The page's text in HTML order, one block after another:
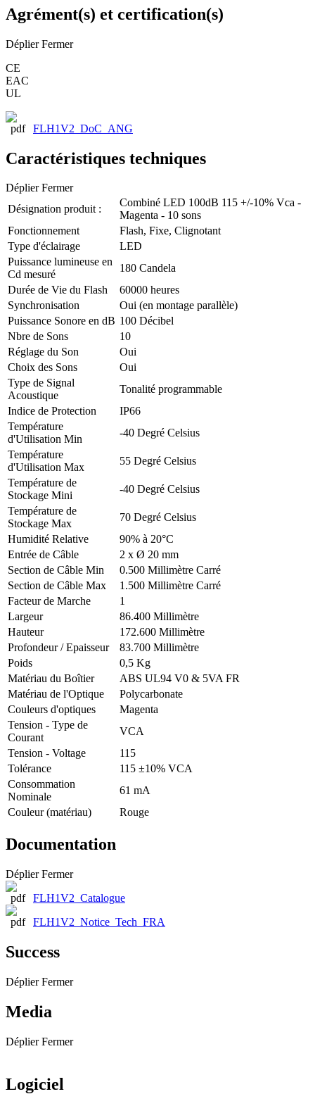
Agrément(s) et certification(s)
Déplier Fermer
CE
EAC
UL
FLH1V2_DoC_ANG
Caractéristiques techniques
Déplier Fermer
Désignation produit :
Combiné LED 100dB 115 +/-10% Vca -
Magenta - 10 sons
Fonctionnement
Flash, Fixe, Clignotant
Type d'éclairage
LED
Puissance lumineuse en
Cd mesuré
180 Candela
Durée de Vie du Flash
60000 heures
Synchronisation
Oui (en montage parallèle)
Puissance Sonore en dB 100 Décibel
Nbre de Sons
10
Réglage du Son
Oui
Choix des Sons
Oui
Type de Signal
Acoustique
Tonalité programmable
Indice de Protection
IP66
Température
d'Utilisation Min
-40 Degré Celsius
Température
d'Utilisation Max
55 Degré Celsius
Température de
Stockage Mini
-40 Degré Celsius
Température de
Stockage Max
70 Degré Celsius
Humidité Relative
90% à 20°C
Entrée de Câble
2 x Ø 20 mm
Section de Câble Min
0.500 Millimètre Carré
Section de Câble Max
1.500 Millimètre Carré
Facteur de Marche
1
Largeur
86.400 Millimètre
Hauteur
172.600 Millimètre
Profondeur / Epaisseur
83.700 Millimètre
Poids
0,5 Kg
Matériau du Boîtier
ABS UL94 V0 & 5VA FR
Matériau de l'Optique
Polycarbonate
Couleurs d'optiques
Magenta
Tension - Type de
Courant
VCA
Tension - Voltage
115
Tolérance
115 ±10% VCA
Consommation
Nominale
61 mA
Couleur (matériau)
Rouge
Documentation
Déplier Fermer
FLH1V2_Catalogue
FLH1V2_Notice_Tech_FRA
Success
Déplier Fermer
Media
Déplier Fermer
Logiciel